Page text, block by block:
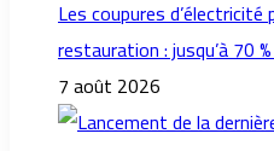
Les coupures
restauration : jusqu’à 70
7 août 2026